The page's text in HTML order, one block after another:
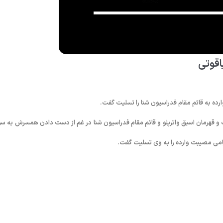
به قائم مقام فدراسیون شنا را تسلیت گفت.
و قهرمان اسبق واترپلو و قائم مقام فدراسیون شنا در غم از دست دادن همسرش به
مصیبت وارده را به وی تسلیت گفت.